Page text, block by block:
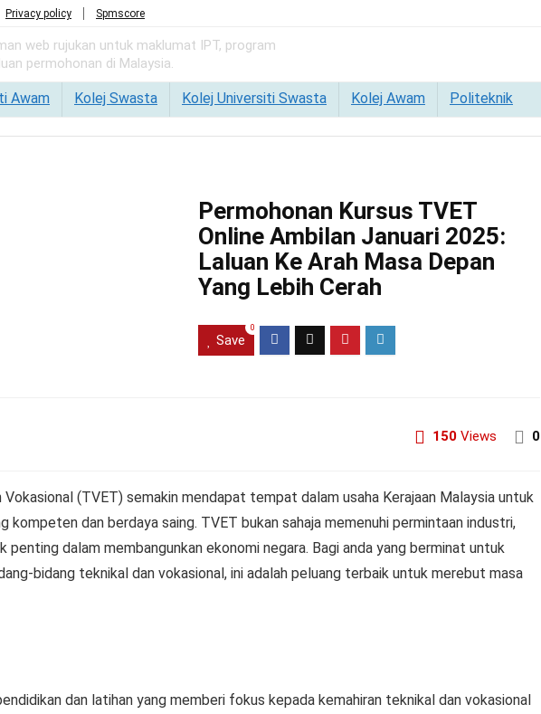
Privacy policy Spmscore
web rujukan untuk maklumat IPT, program
permohonan di Malaysia.
Awam Kolej Swasta Kolej Universiti Swasta Kolej Awam Politeknik
Permohonan Kursus TVET
Online Ambilan Januari 2025:
Laluan Ke Arah Masa Depan
Yang Lebih Cerah
Save
0
150 Views 0
Vokasional (TVET) semakin mendapat tempat dalam usaha Kerajaan Malaysia untuk
kompeten dan berdaya saing. TVET bukan sahaja memenuhi permintaan industri,
penting dalam membangunkan ekonomi negara. Bagi anda yang berminat untuk
bidang teknikal dan vokasional, ini adalah peluang terbaik untuk merebut masa
dan latihan yang memberi fokus kepada kemahiran teknikal dan vokasional